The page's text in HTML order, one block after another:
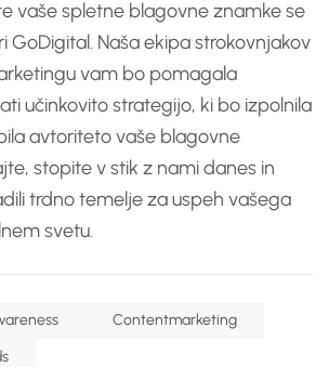
vaše spletne blagovne znamke se
GoDigital. Naša ekipa strokovnjakov
vam bo pomagala
učinkovito strategijo, ki bo izpolnila
avtoriteto vaše blagovne
stopite v stik z nami danes in
trdno temelje za uspeh vašega
svetu.
Contentmarketing